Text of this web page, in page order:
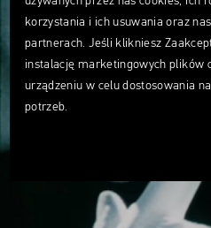
korzystania i ich usuwania oraz
partnerach. Jeśli klikniesz
instalację marketingowych plików
urządzeniu w celu dostosowania
potrzeb.